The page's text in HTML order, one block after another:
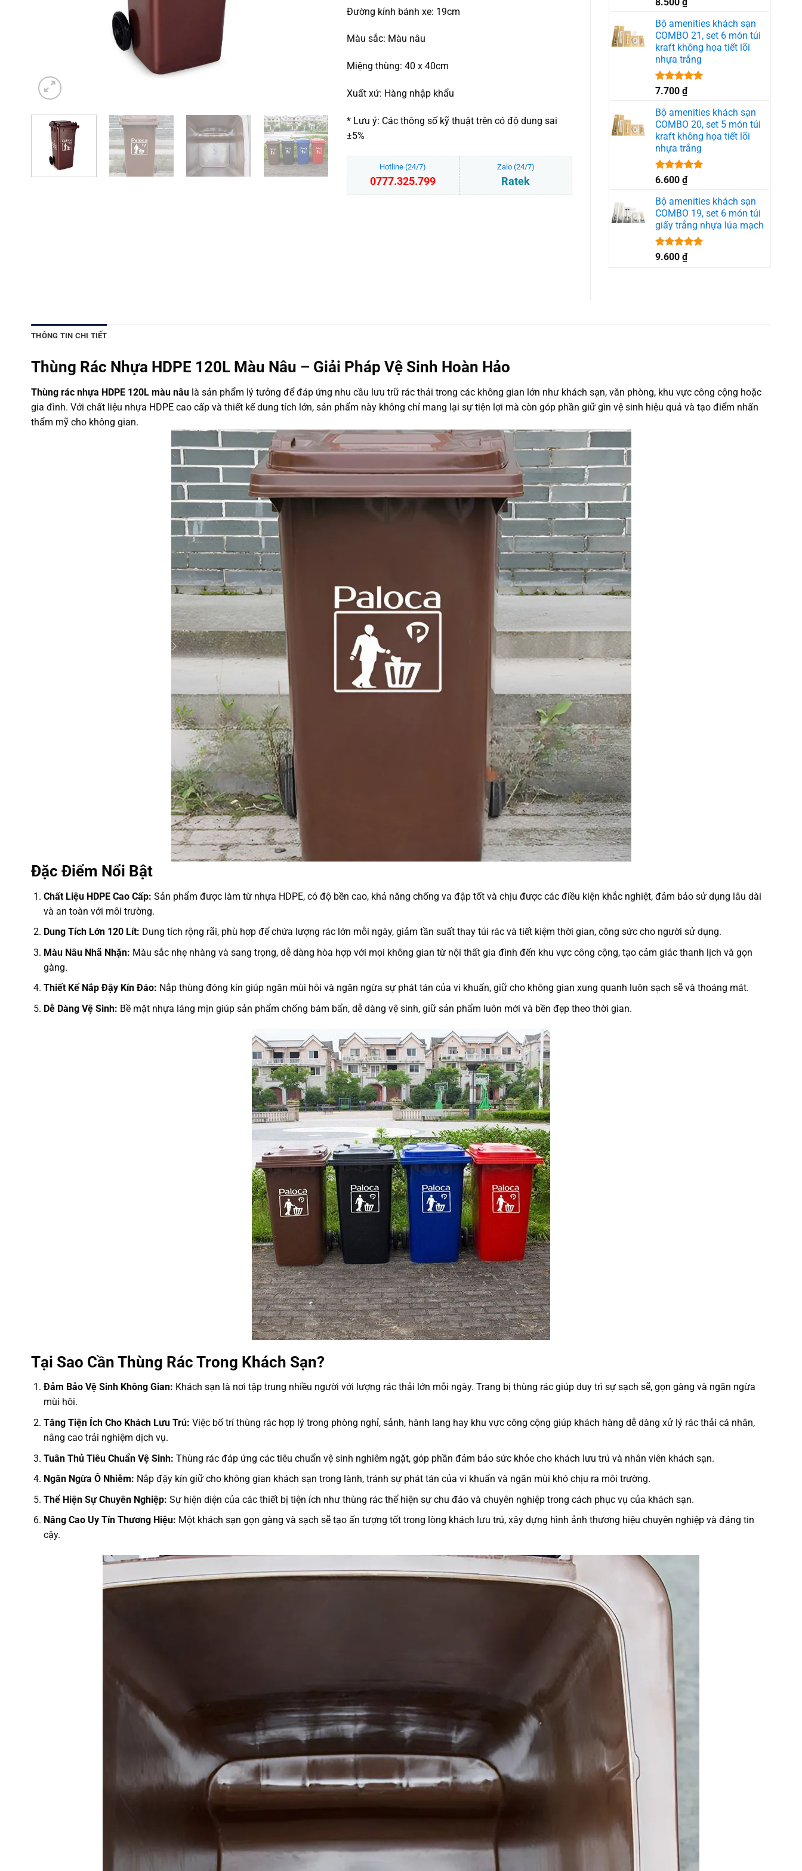
Đường kính bánh xe: 19cm
Màu sắc: Màu nâu
Miệng thùng: 40 x 40cm
Xuất xứ: Hàng nhập khẩu
* Lưu ý: Các thông số kỹ thuật trên có độ dung sai
±5%
Hotline (24/7)
0777.325.799
Zalo (24/7)
Ratek
5.00
5 sao
Bộ amenities khách sạn
COMBO 21, set 6 món túi
kraft không họa tiết lõi
nhựa trắng
Được xếp
5.00
5 sao
7.700 ₫
Bộ amenities khách sạn
COMBO 20, set 5 món túi
kraft không họa tiết lõi
nhựa trắng
Được xếp
5.00
5 sao
6.600 ₫
Bộ amenities khách sạn
COMBO 19, set 6 món túi
giấy trắng nhựa lúa mạch
Được xếp
5.00
9.600 ₫
THÔNG TIN CHI TIẾT
Thùng Rác Nhựa HDPE 120L Màu Nâu – Giải Pháp Vệ Sinh Hoàn Hảo
Thùng rác nhựa HDPE 120L màu nâu là sản phẩm lý tưởng để đáp ứng nhu cầu lưu trữ rác thải trong các không gian lớn như khách sạn, văn phòng, khu vực công cộng hoặc
gia đình. Với chất liệu nhựa HDPE cao cấp và thiết kế dung tích lớn, sản phẩm này không chỉ mang lại sự tiện lợi mà còn góp phần giữ gìn vệ sinh hiệu quả và tạo điểm nhấn
thẩm mỹ cho không gian.
Đặc Điểm Nổi Bật
Chất Liệu HDPE Cao Cấp: Sản phẩm được làm từ nhựa HDPE, có độ bền cao, khả năng chống va đập tốt và chịu được các điều kiện khắc nghiệt, đảm bảo sử dụng lâu dài
và an toàn với môi trường.
Dung Tích Lớn 120 Lít: Dung tích rộng rãi, phù hợp để chứa lượng rác lớn mỗi ngày, giảm tần suất thay túi rác và tiết kiệm thời gian, công sức cho người sử dụng.
Màu Nâu Nhã Nhặn: Màu sắc nhẹ nhàng và sang trọng, dễ dàng hòa hợp với mọi không gian từ nội thất gia đình đến khu vực công cộng, tạo cảm giác thanh lịch và gọn
gàng.
Thiết Kế Nắp Đậy Kín Đáo: Nắp thùng đóng kín giúp ngăn mùi hôi và ngăn ngừa sự phát tán của vi khuẩn, giữ cho không gian xung quanh luôn sạch sẽ và thoáng mát.
Dễ Dàng Vệ Sinh: Bề mặt nhựa láng mịn giúp sản phẩm chống bám bẩn, dễ dàng vệ sinh, giữ sản phẩm luôn mới và bền đẹp theo thời gian.
Tại Sao Cần Thùng Rác Trong Khách Sạn?
Đảm Bảo Vệ Sinh Không Gian: Khách sạn là nơi tập trung nhiều người với lượng rác thải lớn mỗi ngày. Trang bị thùng rác giúp duy trì sự sạch sẽ, gọn gàng và ngăn ngừa
mùi hôi.
Tăng Tiện Ích Cho Khách Lưu Trú: Việc bố trí thùng rác hợp lý trong phòng nghỉ, sảnh, hành lang hay khu vực công cộng giúp khách hàng dễ dàng xử lý rác thải cá nhân,
nâng cao trải nghiệm dịch vụ.
Tuân Thủ Tiêu Chuẩn Vệ Sinh: Thùng rác đáp ứng các tiêu chuẩn vệ sinh nghiêm ngặt, góp phần đảm bảo sức khỏe cho khách lưu trú và nhân viên khách sạn.
Ngăn Ngừa Ô Nhiễm: Nắp đậy kín giữ cho không gian khách sạn trong lành, tránh sự phát tán của vi khuẩn và ngăn mùi khó chịu ra môi trường.
Thể Hiện Sự Chuyên Nghiệp: Sự hiện diện của các thiết bị tiện ích như thùng rác thể hiện sự chu đáo và chuyên nghiệp trong cách phục vụ của khách sạn.
Nâng Cao Uy Tín Thương Hiệu: Một khách sạn gọn gàng và sạch sẽ tạo ấn tượng tốt trong lòng khách lưu trú, xây dựng hình ảnh thương hiệu chuyên nghiệp và đáng tin
cậy.